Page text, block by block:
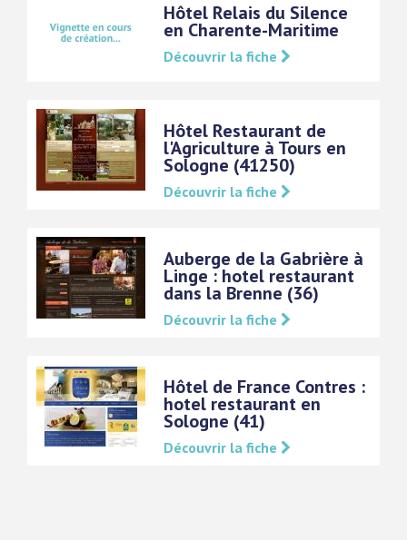
Hôtel Relais du Silence
en Charente-Maritime
Découvrir la fiche
Hôtel Restaurant de
l'Agriculture à Tours en
Sologne (41250)
Découvrir la fiche
Auberge de la Gabrière à
Linge : hotel restaurant
dans la Brenne (36)
Découvrir la fiche
Hôtel de France Contres :
hotel restaurant en
Sologne (41)
Découvrir la fiche